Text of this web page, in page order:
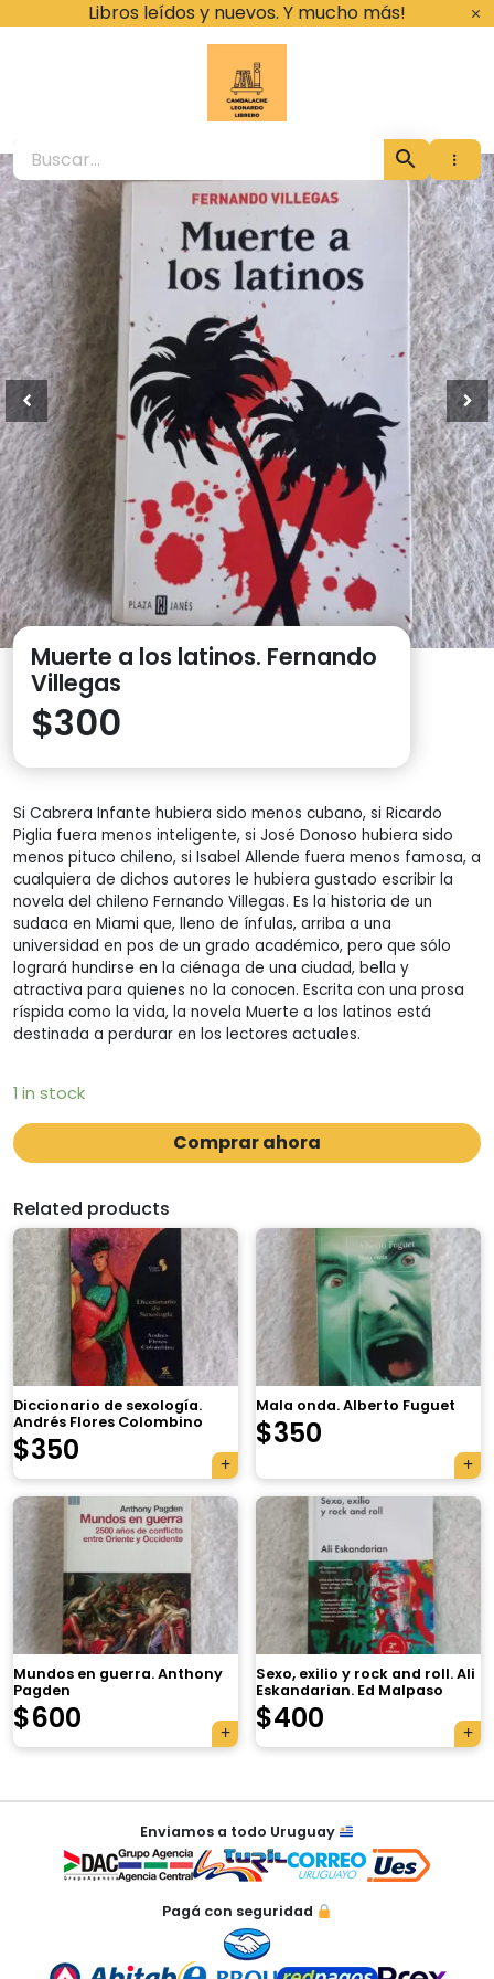
Libros leídos y nuevos. Y mucho más!
Cambalache
Muerte a los latinos. Fernando
Villegas
$300
Si Cabrera Infante hubiera sido menos cubano, si Ricardo
Piglia fuera menos inteligente, si José Donoso hubiera sido
menos pituco chileno, si Isabel Allende fuera menos famosa, a
cualquiera de dichos autores le hubiera gustado escribir la
novela del chileno Fernando Villegas. Es la historia de un
sudaca en Miami que, lleno de ínfulas, arriba a una
universidad en pos de un grado académico, pero que sólo
logrará hundirse en la ciénaga de una ciudad, bella y
atractiva para quienes no la conocen. Escrita con una prosa
ríspida como la vida, la novela Muerte a los latinos está
destinada a perdurar en los lectores actuales.
1 in stock
Comprar ahora
Related products
Diccionario de sexología.
Andrés Flores Colombino
$350
Mala onda. Alberto Fuguet
$350
Mundos en guerra. Anthony
Pagden
$600
Sexo, exilio y rock and roll. Ali
Eskandarian. Ed Malpaso
$400
Navegación
entradas
Enviamos a todo Uruguay
Pagá con seguridad
×
Tu carrito está vacío.
automáticamente.